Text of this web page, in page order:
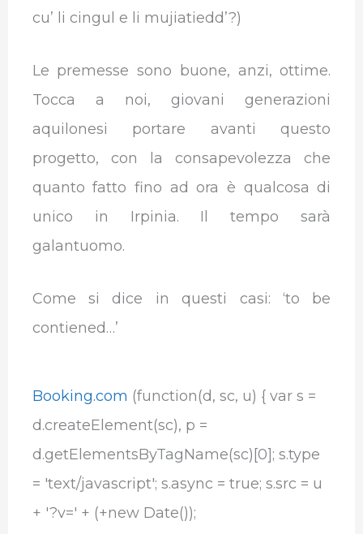
cu’ li cingul e li mujiatiedd’?)
Le premesse sono buone, anzi, ottime.
Tocca a noi, giovani generazioni
aquilonesi portare avanti questo
progetto, con la consapevolezza che
quanto fatto fino ad ora è qualcosa di
unico in Irpinia. Il tempo sarà
galantuomo.
Come si dice in questi casi: ‘to be
contiened…’
Booking.com (function(d, sc, u) { var s =
d.createElement(sc), p =
d.getElementsByTagName(sc)[0]; s.type
= 'text/javascript'; s.async = true; s.src = u
+ '?v=' + (+new Date());